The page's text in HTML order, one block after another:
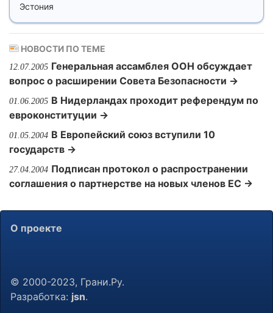
Эстония
НОВОСТИ ПО ТЕМЕ
12.07.2005 Генеральная ассамблея ООН обсуждает
вопрос о расширении Совета Безопасности →
01.06.2005 В Нидерландах проходит референдум по
евроконституции →
01.05.2004 В Европейский союз вступили 10
государств →
27.04.2004 Подписан протокол о распространении
соглашения о партнерстве на новых членов ЕС →
О проекте
© 2000-2023, Грани.Ру.
Разработка: jsn.